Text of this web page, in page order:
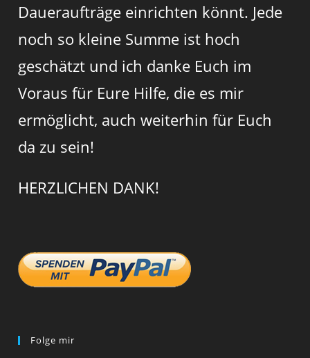
Daueraufträge einrichten könnt. Jede
noch so kleine Summe ist hoch
geschätzt und ich danke Euch im
Voraus für Eure Hilfe, die es mir
ermöglicht, auch weiterhin für Euch
da zu sein!
HERZLICHEN DANK!
Folge mir